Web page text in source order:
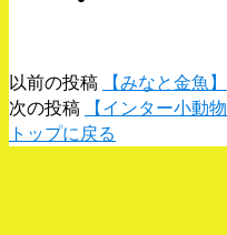
以前の投稿
【みなと金魚】
次の投稿
【インター小動
トップに戻る